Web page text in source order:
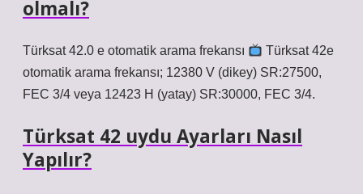
olmalı?
Türksat 42.0 e otomatik arama frekansı
Türksat 42e
otomatik arama frekansı; 12380 V (dikey) SR:27500,
FEC 3/4 veya 12423 H (yatay) SR:30000, FEC 3/4.
Türksat 42 uydu Ayarları Nasıl
Yapılır?